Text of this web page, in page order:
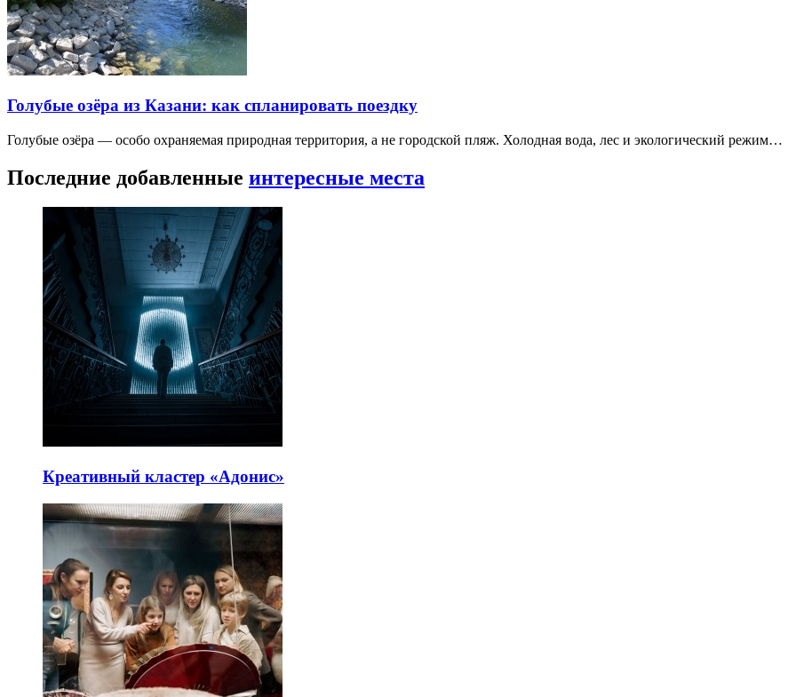
Голубые озёра из Казани: как спланировать поездку
Голубые озёра — особо охраняемая природная территория, а не городской пляж. Холодная вода, лес и экологический режим…
Последние добавленные интересные места
Креативный кластер «Адонис»